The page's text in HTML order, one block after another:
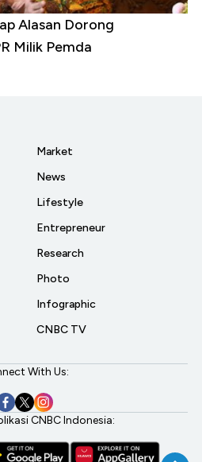
Alasan Dorong
Milik Pemda
Market
News
Lifestyle
Entrepreneur
Research
Photo
Infographic
CNBC TV
With Us:
CNBC Indonesia: